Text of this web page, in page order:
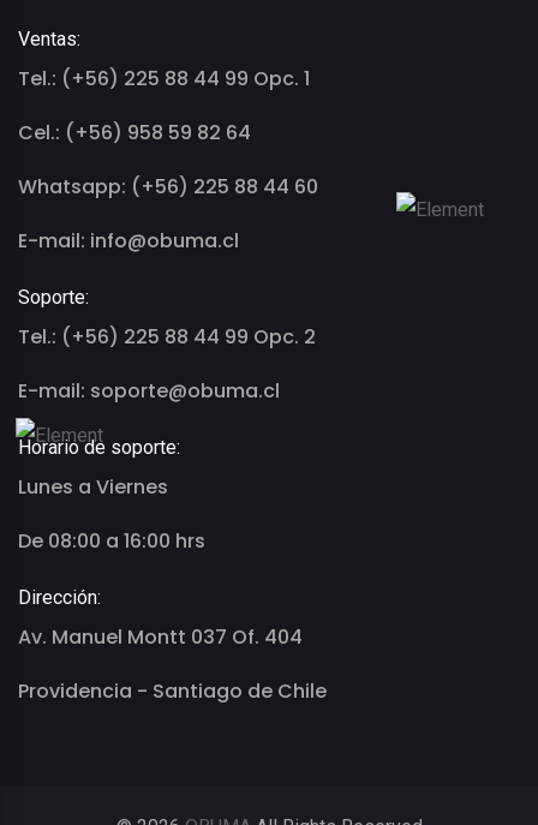
Ventas:
Tel.: (+56) 225 88 44 99 Opc. 1
Cel.: (+56) 958 59 82 64
Whatsapp: (+56) 225 88 44 60
E-mail: info@obuma.cl
Soporte:
Tel.: (+56) 225 88 44 99 Opc. 2
E-mail: soporte@obuma.cl
Horario de soporte:
Lunes a Viernes
De 08:00 a 16:00 hrs
Dirección:
Av. Manuel Montt 037 Of. 404
Providencia - Santiago de Chile